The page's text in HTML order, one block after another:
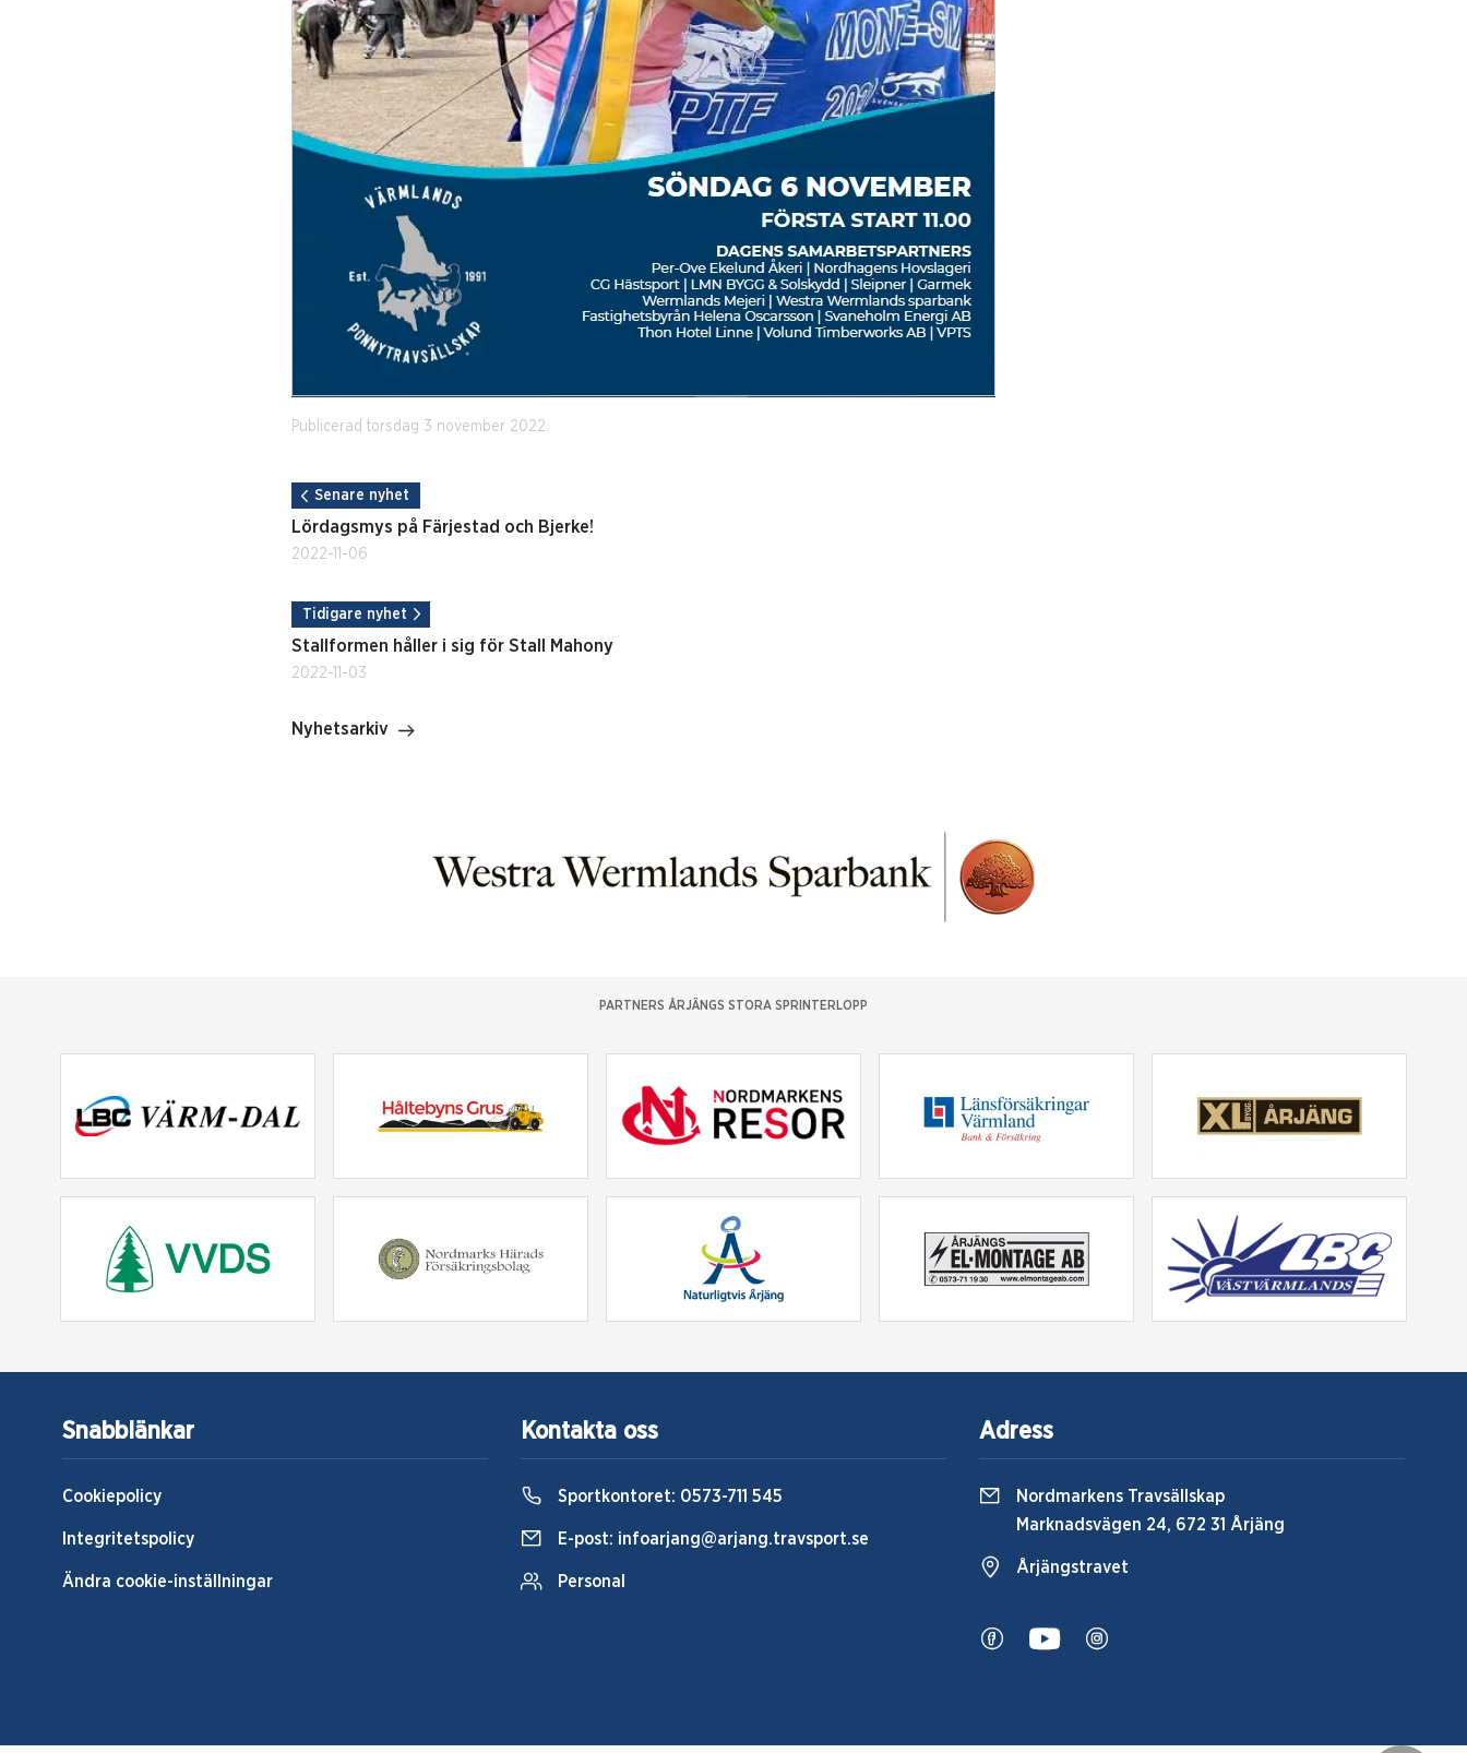
Publicerad torsdag 3 november 2022.
Senare nyhet
Lördagsmys på Färjestad och Bjerke!
2022-11-06
Tidigare nyhet
Stallformen håller i sig för Stall Mahony
2022-11-03
Nyhetsarkiv
PARTNERS ÅRJÄNGS STORA SPRINTERLOPP
Snabblänkar
Cookiepolicy
Integritetspolicy
Ändra cookie-inställningar
Kontakta oss
Sportkontoret: 0573-711 545
E-post: infoarjang@arjang.travsport.se
Personal
Adress
Nordmarkens Travsällskap
Marknadsvägen 24, 672 31 Årjäng
Årjängstravet